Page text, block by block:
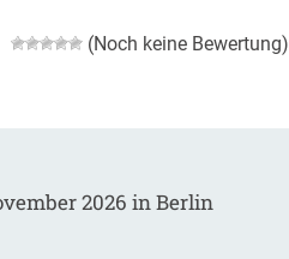
(Noch keine Bewertung)
2026 in Berlin